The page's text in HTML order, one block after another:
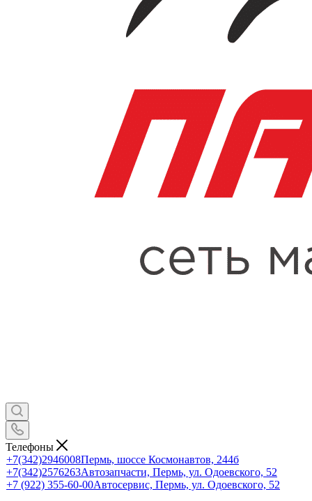
Телефоны
+7(342)2946008Пермь, шоссе Космонавтов, 244б
+7(342)2576263Автозапчасти, Пермь, ул. Одоевского, 52
+7 (922) 355-60-00Автосервис, Пермь, ул. Одоевского, 52